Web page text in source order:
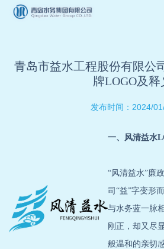
青岛市益水工程股份有限
牌LOGO及释
发布时间： 2024/
一、风清益水
“风清益水”廉
司“益”字变形
与水务蓝一脉
刚正，却又尽
般温和的亲切